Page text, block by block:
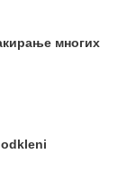
многих